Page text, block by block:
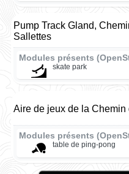
Pump Track Gland,
Sallettes
Modules présents
skate park
Aire de jeux de la Chemin
Modules présents
table de ping-pong